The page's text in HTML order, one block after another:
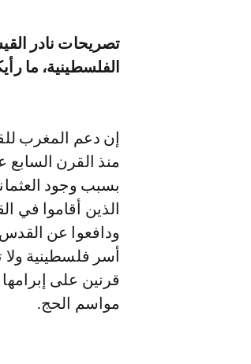
تصريحات نادر
الفلسطينية، ما
إن دعم المغرب
منذ القرن
بسبب وجود
الذين أقاموا في
ودافعوا عن
أسر فلسطينية ولا
قرنين على
مواسم الحج.